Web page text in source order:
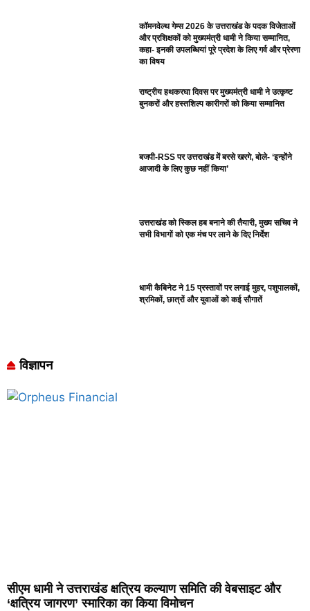
कॉमनवेल्थ गेम्स 2026 के उत्तराखंड के पदक विजेताओं
और प्रशिक्षकों को मुख्यमंत्री धामी ने किया सम्मानित,
कहा- इनकी उपलब्धियां पूरे प्रदेश के लिए गर्व और प्रेरणा
का विषय
राष्ट्रीय हथकरघा दिवस पर मुख्यमंत्री धामी ने उत्कृष्ट
बुनकरों और हस्तशिल्प कारीगरों को किया सम्मानित
बजपी-RSS पर उत्तराखंड में बरसे खरगे, बोले- ‘इन्होंने
आजादी के लिए कुछ नहीं किया’
उत्तराखंड को स्किल हब बनाने की तैयारी, मुख्य सचिव ने
सभी विभागों को एक मंच पर लाने के दिए निर्देश
धामी कैबिनेट ने 15 प्रस्तावों पर लगाई मुहर, पशुपालकों,
श्रमिकों, छात्रों और युवाओं को कई सौगातें
विज्ञापन
सीएम धामी ने उत्तराखंड क्षत्रिय कल्याण समिति की वेबसाइट और
‘क्षत्रिय जागरण’ स्मारिका का किया विमोचन